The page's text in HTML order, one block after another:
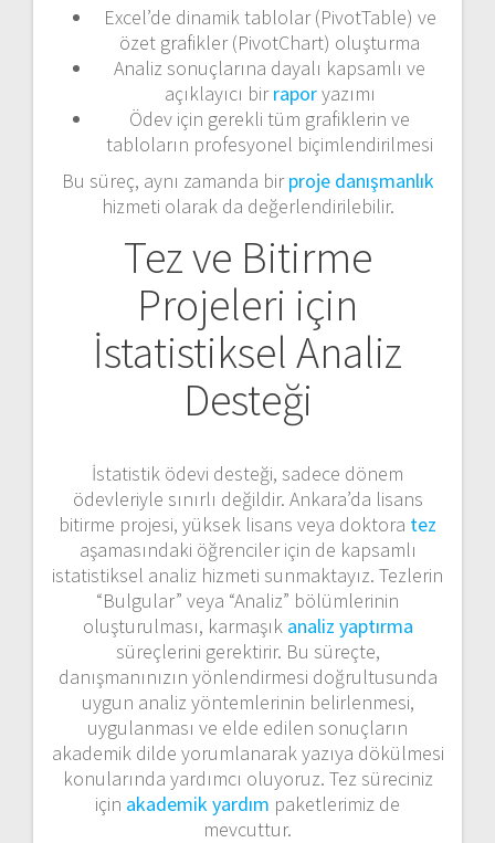
Excel’de dinamik tablolar (PivotTable) ve
özet grafikler (PivotChart) oluşturma
Analiz sonuçlarına dayalı kapsamlı ve
açıklayıcı birraporyazımı
Ödev için gerekli tüm grafiklerin ve
tabloların profesyonel biçimlendirilmesi
Bu süreç, aynı zamanda birproje danışmanlık
hizmeti olarak da değerlendirilebilir.
Tez ve Bitirme
Projeleri için
İstatistiksel Analiz
Desteği
İstatistik ödevi desteği, sadece dönem
ödevleriyle sınırlı değildir. Ankara’da lisans
bitirme projesi, yüksek lisans veya doktora tez
aşamasındaki öğrenciler için de kapsamlı
istatistiksel analiz hizmeti sunmaktayız. Tezlerin
“Bulgular” veya “Analiz” bölümlerinin
oluşturulması, karmaşık analiz yaptırma
süreçlerini gerektirir. Bu süreçte,
danışmanınızın yönlendirmesi doğrultusunda
uygun analiz yöntemlerinin belirlenmesi,
uygulanması ve elde edilen sonuçların
akademik dilde yorumlanarak yazıya dökülmesi
konularında yardımcı oluyoruz. Tez süreciniz
için akademik yardım paketlerimiz de
mevcuttur.